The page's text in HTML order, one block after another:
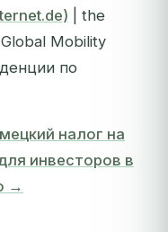
| the
Mobility
по
налог на
инвесторов в
→